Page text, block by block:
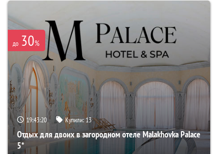
до 30%
19:43:19 Купили:13
Отдых для двоих в загородном отеле Malakhovka Palace
5*